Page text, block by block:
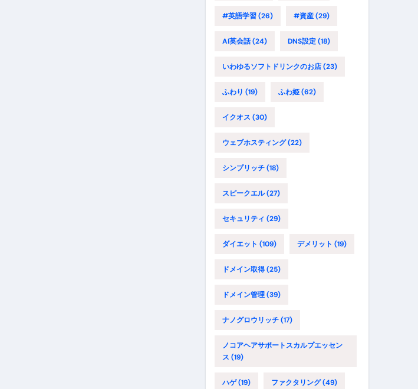
#英語学習(26) #資産(29)
AI英会話(24) DNS設定(18)
いわゆるソフトドリンクのお店(23)
ふわり (19) ふわ姫(62)
イクオス (30)
ウェブホスティング(22)
シンプリッチ(18)
スピークエル(27)
セキュリティ (29)
ダイエット (109) デメリット (19)
ドメイン取得(25)
ドメイン管理(39)
ナノグロウリッチ(17)
ノコアヘアサポートスカルプエッセン
ス (19)
ハゲ(19) ファクタリング(49)